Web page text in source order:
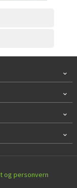
og personvern